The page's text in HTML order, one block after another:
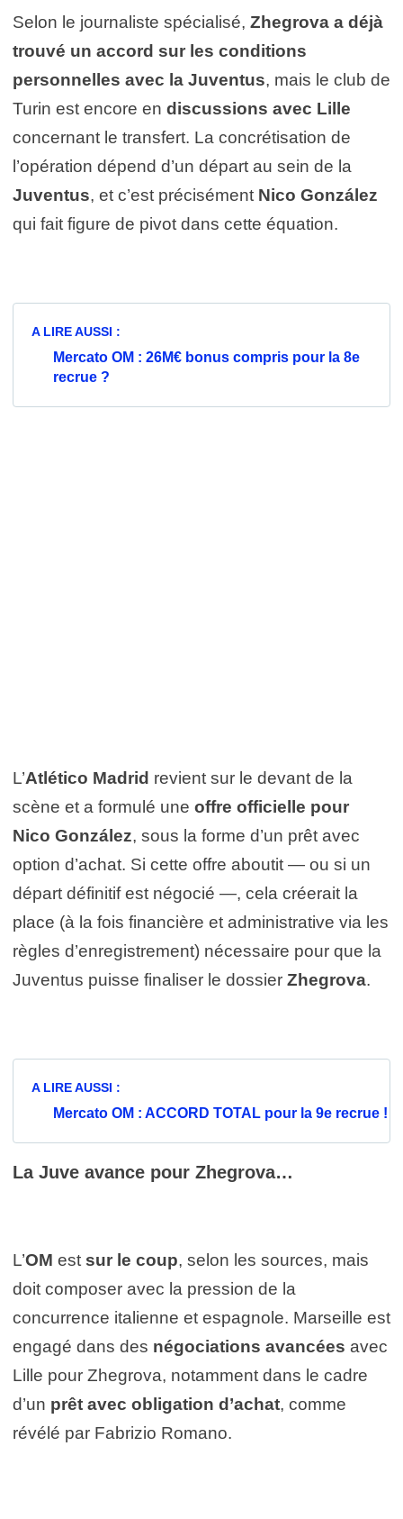
Selon le journaliste spécialisé, Zhegrova a déjà
trouvé un accord sur les conditions
personnelles avec la Juventus, mais le club de
Turin est encore en discussions avec Lille
concernant le transfert. La concrétisation de
l’opération dépend d’un départ au sein de la
Juventus, et c’est précisément Nico González
qui fait figure de pivot dans cette équation.
A LIRE AUSSI :
Mercato OM : 26M€ bonus compris pour la 8e
recrue ?
L’Atlético Madrid revient sur le devant de la
scène et a formulé une offre officielle pour
Nico González, sous la forme d’un prêt avec
option d’achat. Si cette offre aboutit — ou si un
départ définitif est négocié —, cela créerait la
place (à la fois financière et administrative via les
règles d’enregistrement) nécessaire pour que la
Juventus puisse finaliser le dossier Zhegrova.
A LIRE AUSSI :
Mercato OM : ACCORD TOTAL pour la 9e recrue !
La Juve avance pour Zhegrova…
L’OM est sur le coup, selon les sources, mais
doit composer avec la pression de la
concurrence italienne et espagnole. Marseille est
engagé dans des négociations avancées avec
Lille pour Zhegrova, notamment dans le cadre
d’un prêt avec obligation d’achat, comme
révélé par Fabrizio Romano.